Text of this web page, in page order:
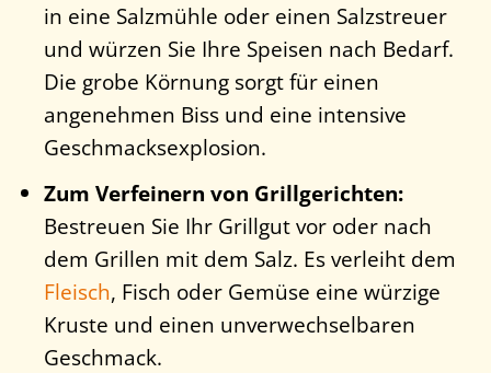
in eine Salzmühle oder einen Salzstreuer
und würzen Sie Ihre Speisen nach Bedarf.
Die grobe Körnung sorgt für einen
angenehmen Biss und eine intensive
Geschmacksexplosion.
Zum Verfeinern von Grillgerichten:
Bestreuen Sie Ihr Grillgut vor oder nach
dem Grillen mit dem Salz. Es verleiht dem
Fleisch, Fisch oder Gemüse eine würzige
Kruste und einen unverwechselbaren
Geschmack.